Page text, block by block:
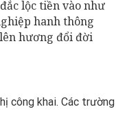
lộc tiền vào như
hanh thông
hương đổi đời
công khai. Các trường